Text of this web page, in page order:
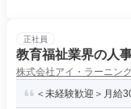
正社員
教育福祉業界の人
株式会社アイ・ラーニン
＜未経験歓迎＞月給